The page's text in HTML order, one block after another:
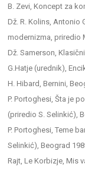
B. Zevi, Koncept za
Dž. R. Kolins, Antonio
modernizma, priredio
Dž. Samerson,
G.Hatje (urednik),
H. Hibard, Bernini,
P. Portoghesi, Šta je
(priredio S. Selinkić),
P. Portoghesi, Teme
Selinkić), Beograd
Rajt, Le Korbizje, Mis